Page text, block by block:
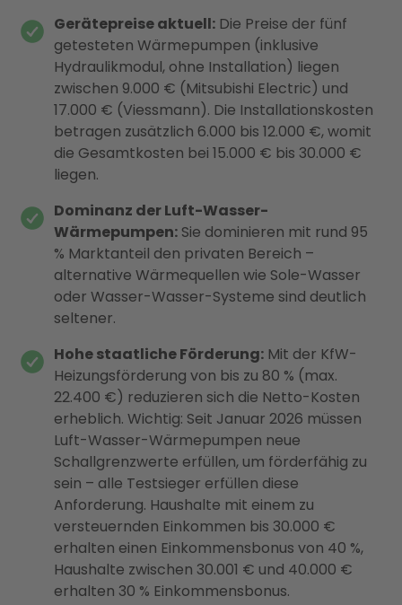
Gerätepreise aktuell: Die Preise der fünf
getesteten Wärmepumpen (inklusive
Hydraulikmodul, ohne Installation) liegen
zwischen 9.000 € (Mitsubishi Electric) und
17.000 € (Viessmann). Die Installationskosten
betragen zusätzlich 6.000 bis 12.000 €, womit
die Gesamtkosten bei 15.000 € bis 30.000 €
liegen.
Dominanz der Luft-Wasser-
Wärmepumpen: Sie dominieren mit rund 95
% Marktanteil den privaten Bereich –
alternative Wärmequellen wie Sole-Wasser
oder Wasser-Wasser-Systeme sind deutlich
seltener.
Hohe staatliche Förderung: Mit der KfW-
Heizungsförderung von bis zu 80 % (max.
22.400 €) reduzieren sich die Netto-Kosten
erheblich. Wichtig: Seit Januar 2026 müssen
Luft-Wasser-Wärmepumpen neue
Schallgrenzwerte erfüllen, um förderfähig zu
sein – alle Testsieger erfüllen diese
Anforderung. Haushalte mit einem zu
versteuernden Einkommen bis 30.000 €
erhalten einen Einkommensbonus von 40 %,
Haushalte zwischen 30.001 € und 40.000 €
erhalten 30 % Einkommensbonus.